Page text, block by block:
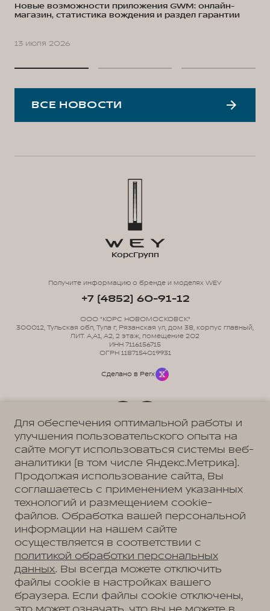
Новые возможности приложения GWM: онлайн-
магазин, статистика вождения и раздел гарантии
13 июля 2026
ВСЕ НОВОСТИ
Политика обработки персональных данных
Пользовательское соглашение
Согласие на коммуникацию
Согласие на предоставление персональных данных третьим лицам
Согласие на обработку ПД
КорсГрупп
Получите информацию о бренде и моделях WEY
+7 (4852) 60-91-12
ООО "КОРС НОВОМОСКОВСК"
300012, Тульская обл, Тула г, Рязанская ул, дом 38, корпус главный,
ЛИТ. А,А1, А2, 2 этаж, помещение 202
ИНН 7116156715
ОГРН 1187154019931
Сделано в Perx
Адрес
Ярославль, Ярославская обл., пос. Нагорный, ул.
Дорожная, д. 8
+7 (4852) 60-91-12
Для обеспечения оптимальной работы и
улучшения пользовательского опыта на
сайте могут использоваться системы веб-
аналитики (в том числе Яндекс.Метрика).
Продолжая использование сайта, Вы
соглашаетесь с применением указанных
технологий и размещением cookie-
файлов. Обработка вашей персональной
информации на нашем сайте
осуществляется в соответствии с
политикой обработки персональных
данных. Вы всегда можете отключить
файлы cookie в настройках вашего
браузера. Если файлы cookie отключены,